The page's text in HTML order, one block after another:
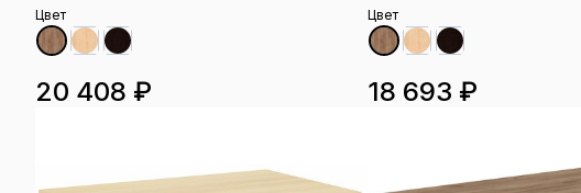
Цвет
20 408 ₽
Цвет
18 693 ₽